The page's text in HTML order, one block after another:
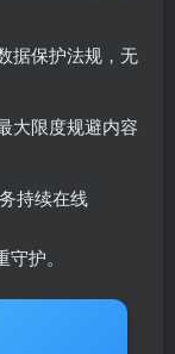
据保护法规，无
限度规避内容
持续在线​
护。